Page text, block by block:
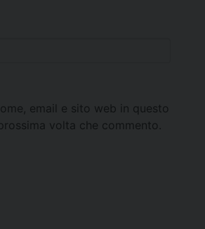
email e sito web in questo
volta che commento.